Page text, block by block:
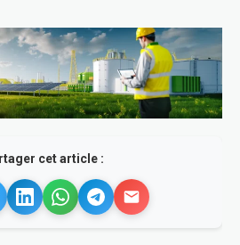
cet article :